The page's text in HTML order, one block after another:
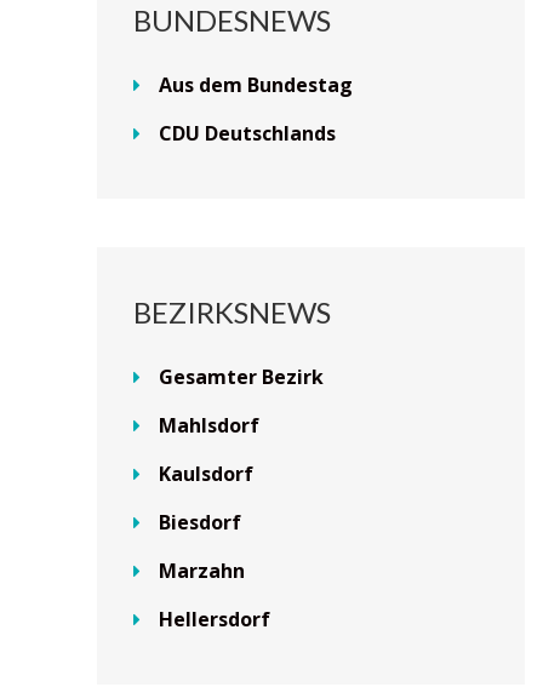
BUNDESNEWS
Aus dem Bundestag
CDU Deutschlands
BEZIRKSNEWS
Gesamter Bezirk
Mahlsdorf
Kaulsdorf
Biesdorf
Marzahn
Hellersdorf